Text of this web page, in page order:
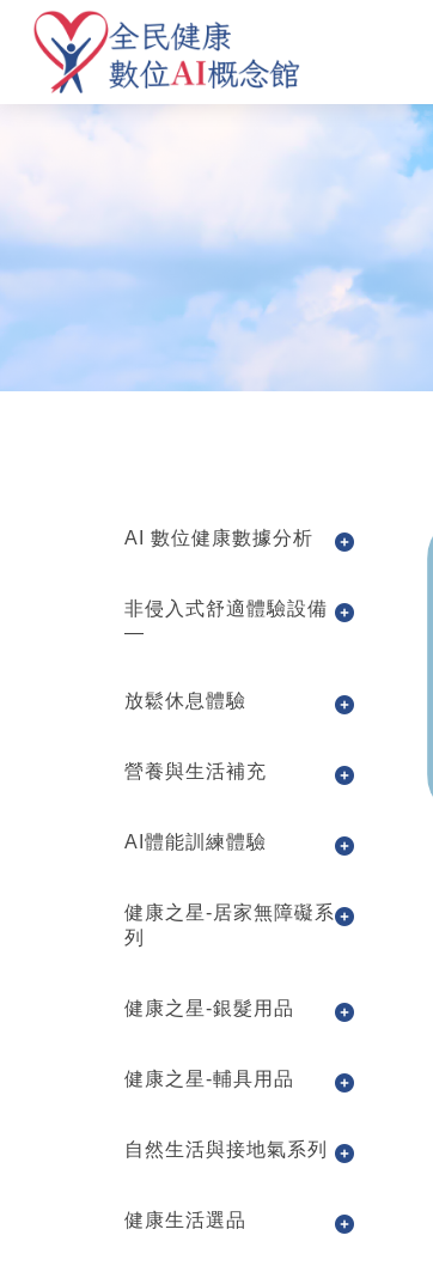
AI 數位健康數據分析
非侵入式舒適體驗設備
—
放鬆休息體驗
營養與生活補充
AI體能訓練體驗
健康之星-居家無障礙系
列
健康之星-銀髮用品
健康之星-輔具用品
自然生活與接地氣系列
健康生活選品